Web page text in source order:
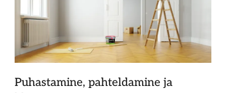
Puhastamine, pahteldamine ja